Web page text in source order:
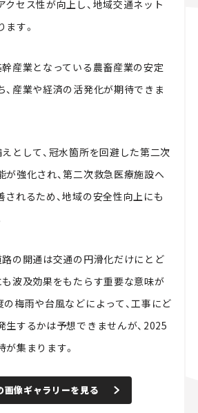
クセス性が向上し、地域交通ネット
す。
幹産業となっている農畜産業の安定
、産業や経済の活発化が期待できま
として、冠水箇所を回避した第二次
が強化され、第二次救急医療施設へ
されるため、地域の安全性向上にも
路の開通は交通の円滑化だけにとど
も波及効果をもたらす重要な意味が
の梅雨や台風などによって、工事にど
生するかは予想できませんが、2025
集まります。
画像ギャラリーを見る